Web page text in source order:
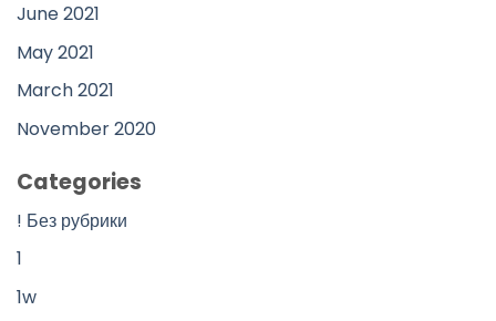
June 2021
May 2021
March 2021
November 2020
Categories
! Без рубрики
1
1w